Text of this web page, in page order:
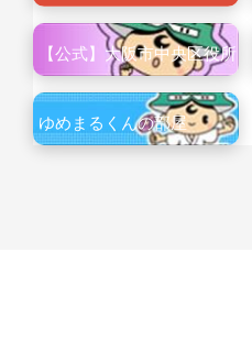
【公式】大阪市中央区役所
ゆめまるくんの部屋